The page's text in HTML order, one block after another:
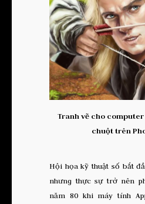
Tranh vẽ cho
chuột trên
Hội họa kỹ thuật số bắt
nhưng thực sự trở nên
năm 80 khi máy tính